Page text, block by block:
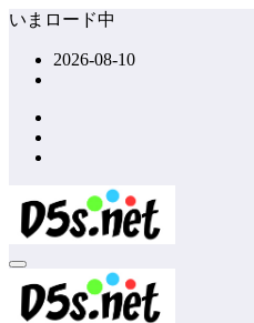
コ
ッ
プ
いまロード中
2026-08-10